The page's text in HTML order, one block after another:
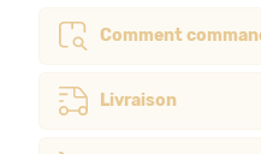
Comment
Livraison